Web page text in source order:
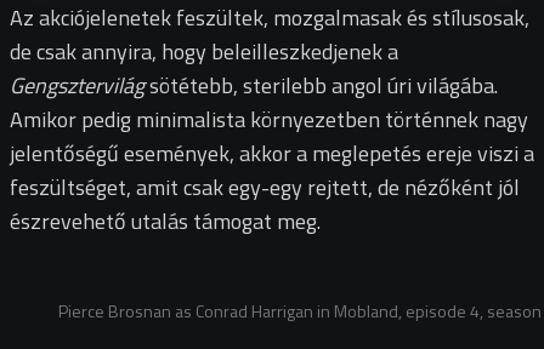
Az akciójelenetek feszültek, mozgalmasak és stílusosak,
de csak annyira, hogy beleilleszkedjenek a
Gengsztervilágsötétebb, sterilebb angol úri világába.
Amikor pedig minimalista környezetben történnek nagy
jelentőségű események, akkor a meglepetés ereje viszi a
feszültséget, amit csak egy-egy rejtett, de nézőként jól
észrevehető utalás támogat meg.
Pierce Brosnan as Conrad Harrigan in Mobland, episode 4,